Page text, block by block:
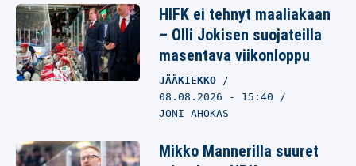
HIFK ei tehnyt maaliakaan
– Olli Jokisen suojateilla
masentava viikonloppu
JÄÄKIEKKO
08.08.2026 - 15:40
JONI AHOKAS
Mikko Mannerilla suuret